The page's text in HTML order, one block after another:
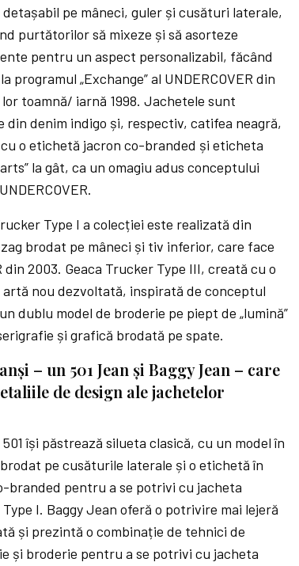
pe mâneci, guler și cusături laterale,
purtătorilor să mixeze și să asorteze
pentru un aspect personalizabil, făcând
programul „Exchange” al UNDERCOVER din
toamnă/ iarnă 1998. Jachetele sunt
din denim indigo și, respectiv, catifea neagră,
o etichetă jacron co-branded și eticheta
la gât, ca un omagiu adus conceptului
Type I a colecției este realizată din
brodat pe mâneci și tiv inferior, care face
2003. Geaca Trucker Type III, creată cu o
nou dezvoltată, inspirată de conceptul
dublu model de broderie pe piept de „lumină”
și grafică brodată pe spate.
– un 501 Jean și Baggy Jean – care
de design ale jachetelor
își păstrează silueta clasică, cu un model în
pe cusăturile laterale și o etichetă în
branded pentru a se potrivi cu jacheta
I. Baggy Jean oferă o potrivire mai lejeră
și prezintă o combinație de tehnici de
și broderie pentru a se potrivi cu jacheta